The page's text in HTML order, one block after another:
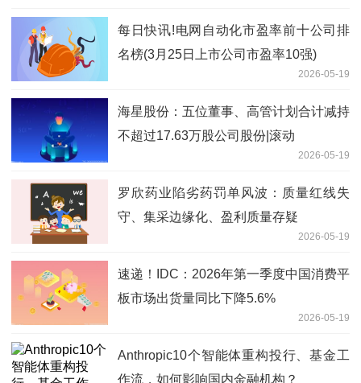
每日快讯!电网自动化市盈率前十公司排
名榜(3月25日上市公司市盈率10强)
2026-05-19
海星股份：五位董事、高管计划合计减持
不超过17.63万股公司股份|滚动
2026-05-19
罗欣药业陷劣药罚单风波：质量红线失
守、集采边缘化、盈利质量存疑
2026-05-19
速递！IDC：2026年第一季度中国消费平
板市场出货量同比下降5.6%
2026-05-19
Anthropic10个智能体重构投行、基金工
作流，如何影响国内金融机构？